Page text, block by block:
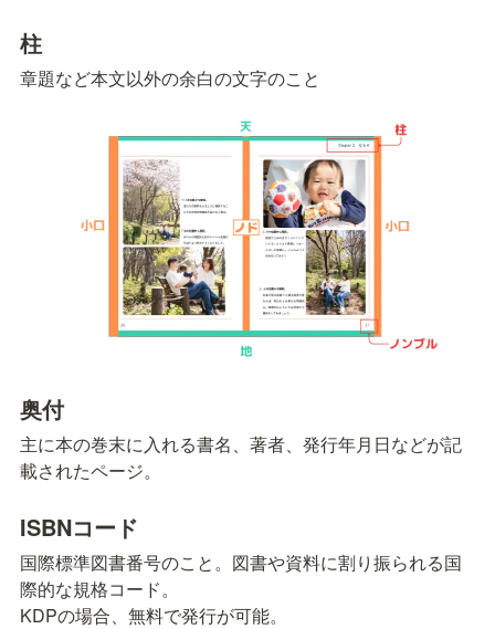
柱
章題など本文以外の余白の文字のこと
奥付
主に本の巻末に入れる書名、著者、発行年月日などが記
載されたページ。
ISBNコード
国際標準図書番号のこと。図書や資料に割り振られる国
際的な規格コード。
KDPの場合、無料で発行が可能。